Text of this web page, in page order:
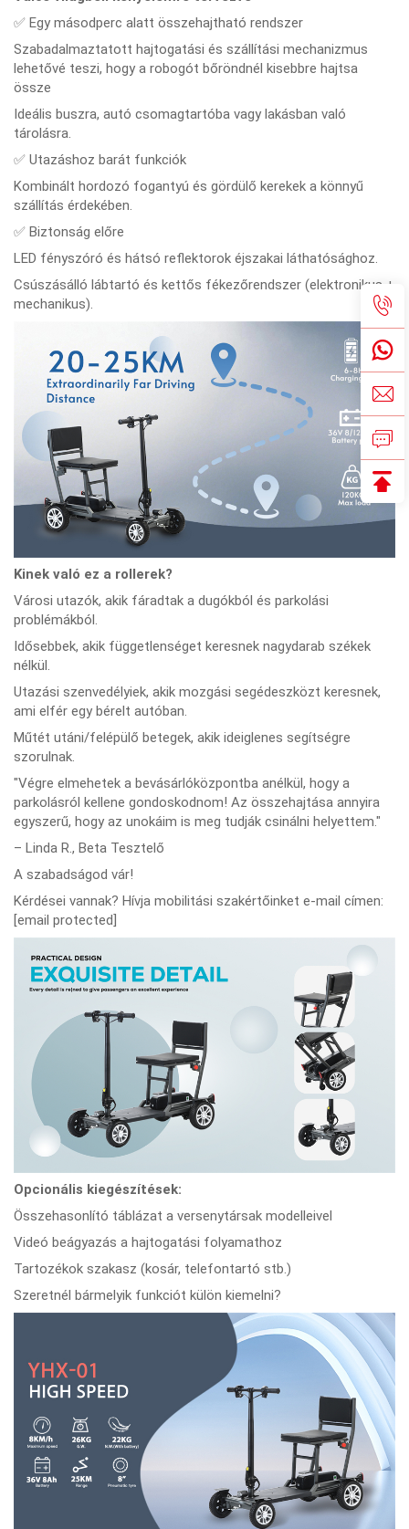
✅ Egy másodperc alatt összehajtható rendszer
Szabadalmaztatott hajtogatási és szállítási mechanizmus
lehetővé teszi, hogy a robogót bőröndnél kisebbre hajtsa
össze
Ideális buszra, autó csomagtartóba vagy lakásban való
tárolásra.
✅ Utazáshoz barát funkciók
Kombinált hordozó fogantyú és gördülő kerekek a könnyű
szállítás érdekében.
✅ Biztonság előre
LED fényszóró és hátsó reflektorok éjszakai láthatósághoz.
Csúszásálló lábtartó és kettős fékezőrendszer (elektronikus +
mechanikus).
Kinek való ez a rollerek?
Városi utazók, akik fáradtak a dugókból és parkolási
problémákból.
Idősebbek, akik függetlenséget keresnek nagydarab székek
nélkül.
Utazási szenvedélyiek, akik mozgási segédeszközt keresnek,
ami elfér egy bérelt autóban.
Műtét utáni/felépülő betegek, akik ideiglenes segítségre
szorulnak.
"Végre elmehetek a bevásárlóközpontba anélkül, hogy a
parkolásról kellene gondoskodnom! Az összehajtása annyira
egyszerű, hogy az unokáim is meg tudják csinálni helyettem."
– Linda R., Beta Tesztelő
A szabadságod vár!
Kérdései vannak? Hívja mobilitási szakértőinket e-mail címen:
[email protected]
Opcionális kiegészítések:
Összehasonlító táblázat a versenytársak modelleivel
Videó beágyazás a hajtogatási folyamathoz
Tartozékok szakasz (kosár, telefontartó stb.)
Szeretnél bármelyik funkciót külön kiemelni?